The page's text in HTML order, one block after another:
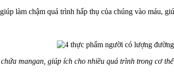
làm chậm quá trình hấp thụ của chúng vào máu,
mangan, giúp ích cho nhiều quá trình trong cơ